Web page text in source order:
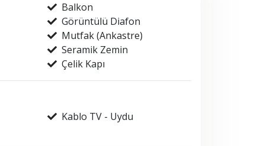
Balkon
Görüntülü Diafon
Mutfak (Ankastre)
Seramik Zemin
Çelik Kapı
Kablo TV - Uydu